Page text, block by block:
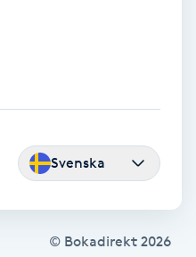
Svenska
© Bokadirekt 2026